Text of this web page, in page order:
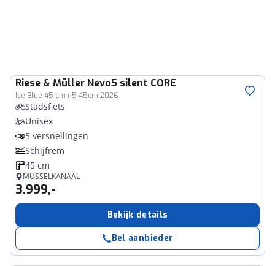
Riese & Müller Nevo5 silent CORE
Ice Blue 45 cm n5 45cm 2026
Stadsfiets
Unisex
5 versnellingen
Schijfrem
45 cm
MUSSELKANAAL
3.999,-
Bekijk details
Bel aanbieder